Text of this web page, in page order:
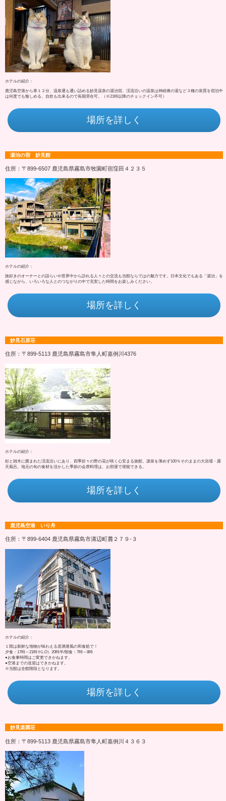
ホテルの紹介：
鹿児島空港から車１２分、温泉通も通い詰める妙見温泉の湯治宿。渓流沿いの温泉は神経痛の湯など３種の泉質を宿泊中
は何度でも愉しめる。自炊も出来るので長期滞在可。（※21時以降のチェックイン不可）
場所を詳しく
湯治の宿 妙見館
住所：〒899-6507 鹿児島県霧島市牧園町宿窪田４２３５
ホテルの紹介：
旅好きのオーナーとの語らいや世界中から訪れる人々との交流も当館ならではの魅力です。日本文化でもある「湯治」を
感じながら、いろいろな人とのつながりの中で充実した時間をお楽しみください。
場所を詳しく
妙見石原荘
住所：〒899-5113 鹿児島県霧島市隼人町嘉例川4376
ホテルの紹介：
杉と雑木に囲まれた渓流沿いにあり、四季折々の野の花が咲く心安まる旅館。源泉を薄めず100％そのままの大浴場・露
天風呂。地元の旬の食材を活かした季節の会席料理は、お部屋で堪能できる。
場所を詳しく
鹿児島空港 いり舟
住所：〒899-6404 鹿児島県霧島市溝辺町麓２７９‐３
ホテルの紹介：
１階は新鮮な地物が味わえる居酒屋風の和食処で！
夕食：17時～21時※L.O）20時半/朝食：7時～8時
●お食事時間はご変更できかねます。
●空港までの送迎はできかねます。
※当館は全館階段となります。
場所を詳しく
妙見楽園荘
住所：〒899-5113 鹿児島県霧島市隼人町嘉例川４３６３